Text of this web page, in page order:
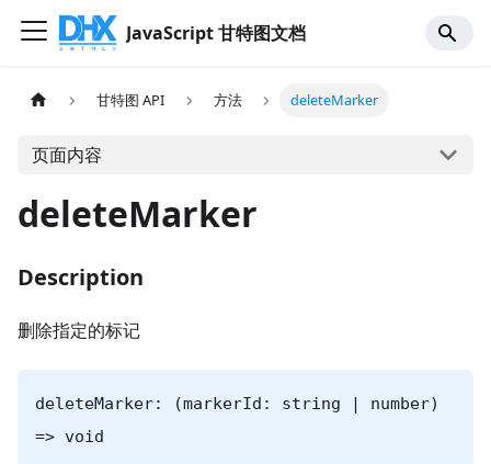
JavaScript 甘特图文档
甘特图 API 方法 deleteMarker
页面内容
deleteMarker
Description
删除指定的标记
deleteMarker: (markerId: string | number)
=> void